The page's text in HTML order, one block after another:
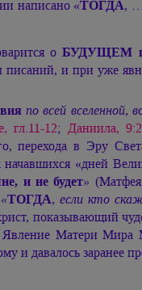
написано «ТОГДА,
оБУДУЩЕМ
писаний, и при
по всей вселенной,
гл.11-12; Даниила,
перехода в Эру
«дней
и не будет»
«ТОГДА, если кто
показывающий
Явление Матери Мира
и давалось заранее